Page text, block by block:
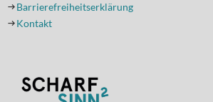
Barrierefreiheitserklärung
Kontakt